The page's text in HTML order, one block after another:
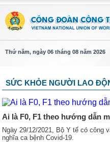
Thứ năm, ngày 06 tháng 08 năm 2026
SỨC KHỎE NGƯỜI LAO
Ai là F0, F1 theo hướng dẫn
Ngày 29/12/2021, Bộ Y tế có công
nghĩa ca bệnh Covid-19.